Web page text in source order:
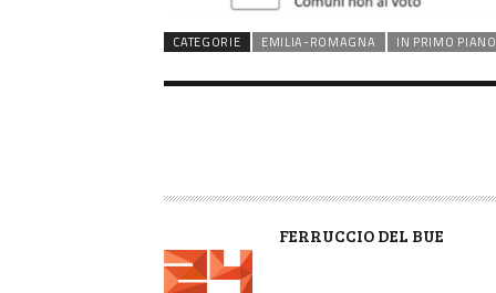
CATEGORIE EMILIA-ROMAGNA IN PRIMO PIANO
A
FERRUCCIO DEL BUE